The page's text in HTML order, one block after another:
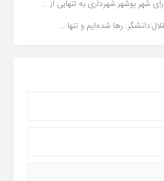
شهر بوشهر:شهرداری به تنهایی از...
رها شده‌ایم و تنها ...